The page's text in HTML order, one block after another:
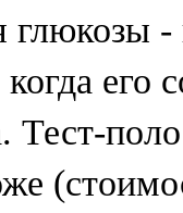
глюкозы -
его
Тест-